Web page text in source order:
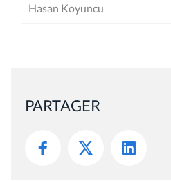
Hasan Koyuncu
PARTAGER